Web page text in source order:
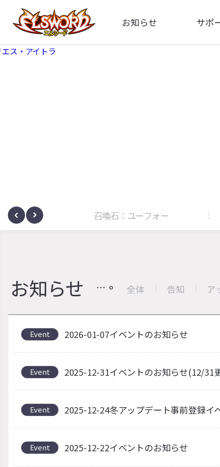
お知らせ
全体
サポ
サノヴァ 召喚石：ユーフォー
お知らせ 全体 告知 ア
Event 2026-01-07イベントのお知らせ
Event 2025-12-31イベントのお知らせ(12/31
Event 2025-12-24冬アップデート事前登録イ
Event 2025-12-22イベントのお知らせ